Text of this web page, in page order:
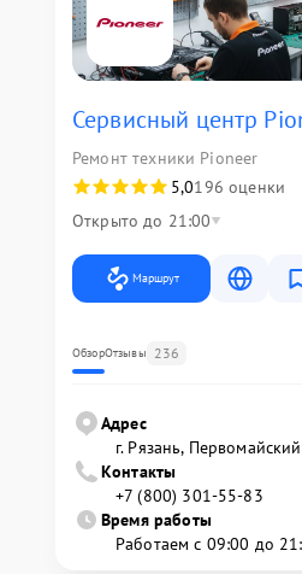
Сервисный центр
Ремонт техники Pioneer
5,0196 оценки
Открыто до 21:00
Маршрут
ОбзорОтзывы 236
Адрес
г. Рязань,
Контакты
+7 (800) 301-55-83
Время работы
Работаем с 09:00 до